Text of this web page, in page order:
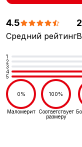
4.5
Средний рейтинг
2
1
2
3
4
5
0%
Маломерит
100%
Соответствует
размеру